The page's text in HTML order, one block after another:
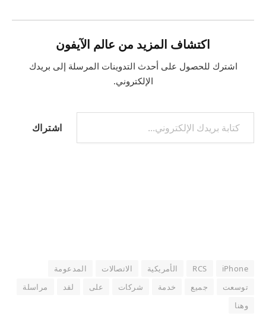
اكتشاف المزيد من عالم الآيفون
اشترك للحصول على أحدث التدوينات المرسلة إلى بريدك
الإلكتروني.
كتابة بريدك الإلكتروني...
اشتراك
iPhone
RCS الأمريكية الاتصالات
المدعومة
توسعت
جميع خدمة شركات على لقد
مراسلة
وهنا